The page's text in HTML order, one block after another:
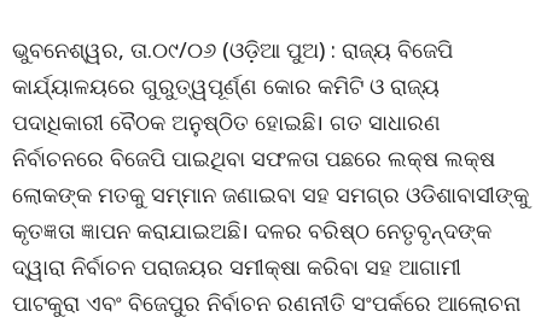
ଭୁବନେଶ୍ୱର, ତା.୦୯/୦୬ (ଓଡ଼ିଆ ପୁଅ) : ରାଜ୍ୟ ବିଜେପି
କାର୍ଯ୍ୟାଳୟରେ ଗୁରୁତ୍ୱପୂର୍ଣ୍ଣ କୋର କମିଟି ଓ ରାଜ୍ୟ
ପଦାଧିକାରୀ ବୈଠକ ଅନୁଷ୍ଠିତ ହୋଇଛି। ଗତ ସାଧାରଣ
ନିର୍ବାଚନରେ ବିଜେପି ପାଇଥିବା ସଫଳତା ପଛରେ ଲକ୍ଷ ଲକ୍ଷ
ଲୋକଙ୍କ ମତକୁ ସମ୍ମାନ ଜଣାଇବା ସହ ସମଗ୍ର ଓଡିଶାବାସୀଙ୍କୁ
କୃତଜ୍ଞତା ଜ୍ଞାପନ କରାଯାଇଅଛି। ଦଳର ବରିଷ୍ଠ ନେତୃବୃନ୍ଦଙ୍କ
ଦ୍ୱାରା ନିର୍ବାଚନ ପରାଜୟର ସମୀକ୍ଷା କରିବା ସହ ଆଗାମୀ
ପାଟକୁରା ଏବଂ ବିଜେପୁର ନିର୍ବାଚନ ରଣନୀତି ସଂପର୍କରେ ଆଲୋଚନା